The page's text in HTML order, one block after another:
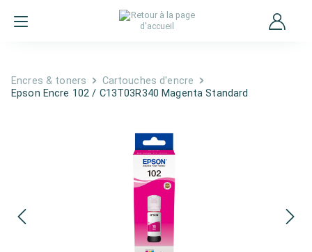
Encres & toners
Cartouches d'encre
Epson Encre 102 / C13T03R340 Magenta Standard